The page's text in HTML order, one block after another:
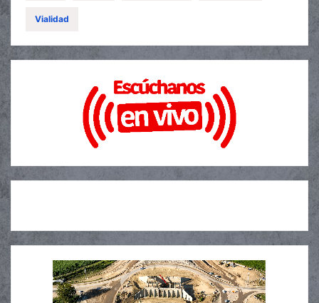
Vialidad